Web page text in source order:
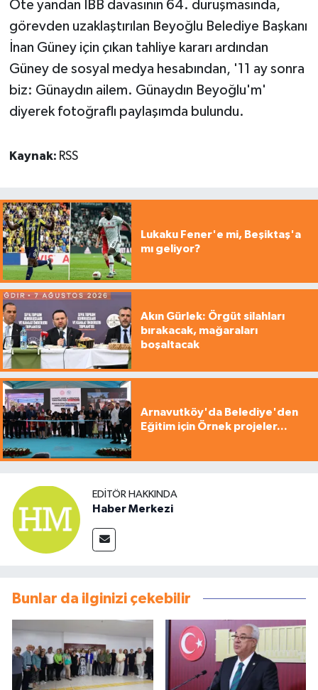
Öte yandan İBB davasının 64. duruşmasında,
görevden uzaklaştırılan Beyoğlu Belediye Başkanı
İnan Güney için çıkan tahliye kararı ardından
Güney de sosyal medya hesabından, '11 ay sonra
biz: Günaydın ailem. Günaydın Beyoğlu'm'
diyerek fotoğraflı paylaşımda bulundu.
Kaynak: RSS
Lukaku Fener'e mi, Beşiktaş'a
mı geliyor?
Akın Gürlek: Örgüt silahları
bırakacak, mağaraları
boşaltacak
Arnavutköy'da Belediye'den
Eğitim için Örnek projeler...
EDITÖR HAKKINDA
Haber Merkezi
Bunlar da ilginizi çekebilir